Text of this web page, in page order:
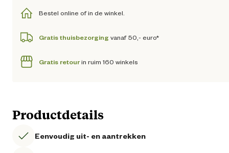
Bestel online of in de winkel.
Gratis thuisbezorging vanaf 50,- euro*
Gratis retourin ruim 160 winkels
Productdetails
Eenvoudig uit- en aantrekken